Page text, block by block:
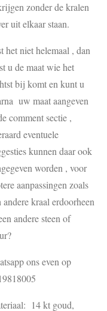
zonder de kralen
uit elkaar staan.
het niet helemaal , dan
u de maat wie het
bij komt en kunt u
uw maat aangeven
comment sectie ,
eventuele
kunnen daar ook
worden , voor
aanpassingen zoals
andere kraal erdoorheen
andere steen of
ons even op
14 kt goud,